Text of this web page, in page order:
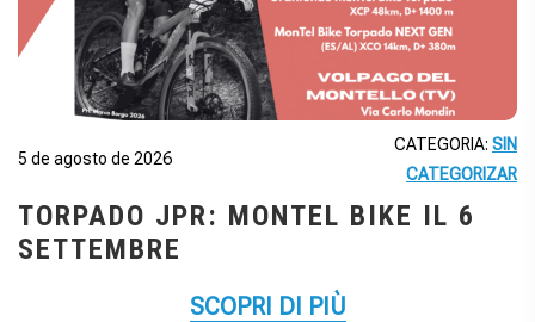
5 de agosto de 2026
CATEGORIA: SIN
CATEGORIZAR
TORPADO JPR: MONTEL BIKE IL 6
SETTEMBRE
SCOPRI DI PIÙ